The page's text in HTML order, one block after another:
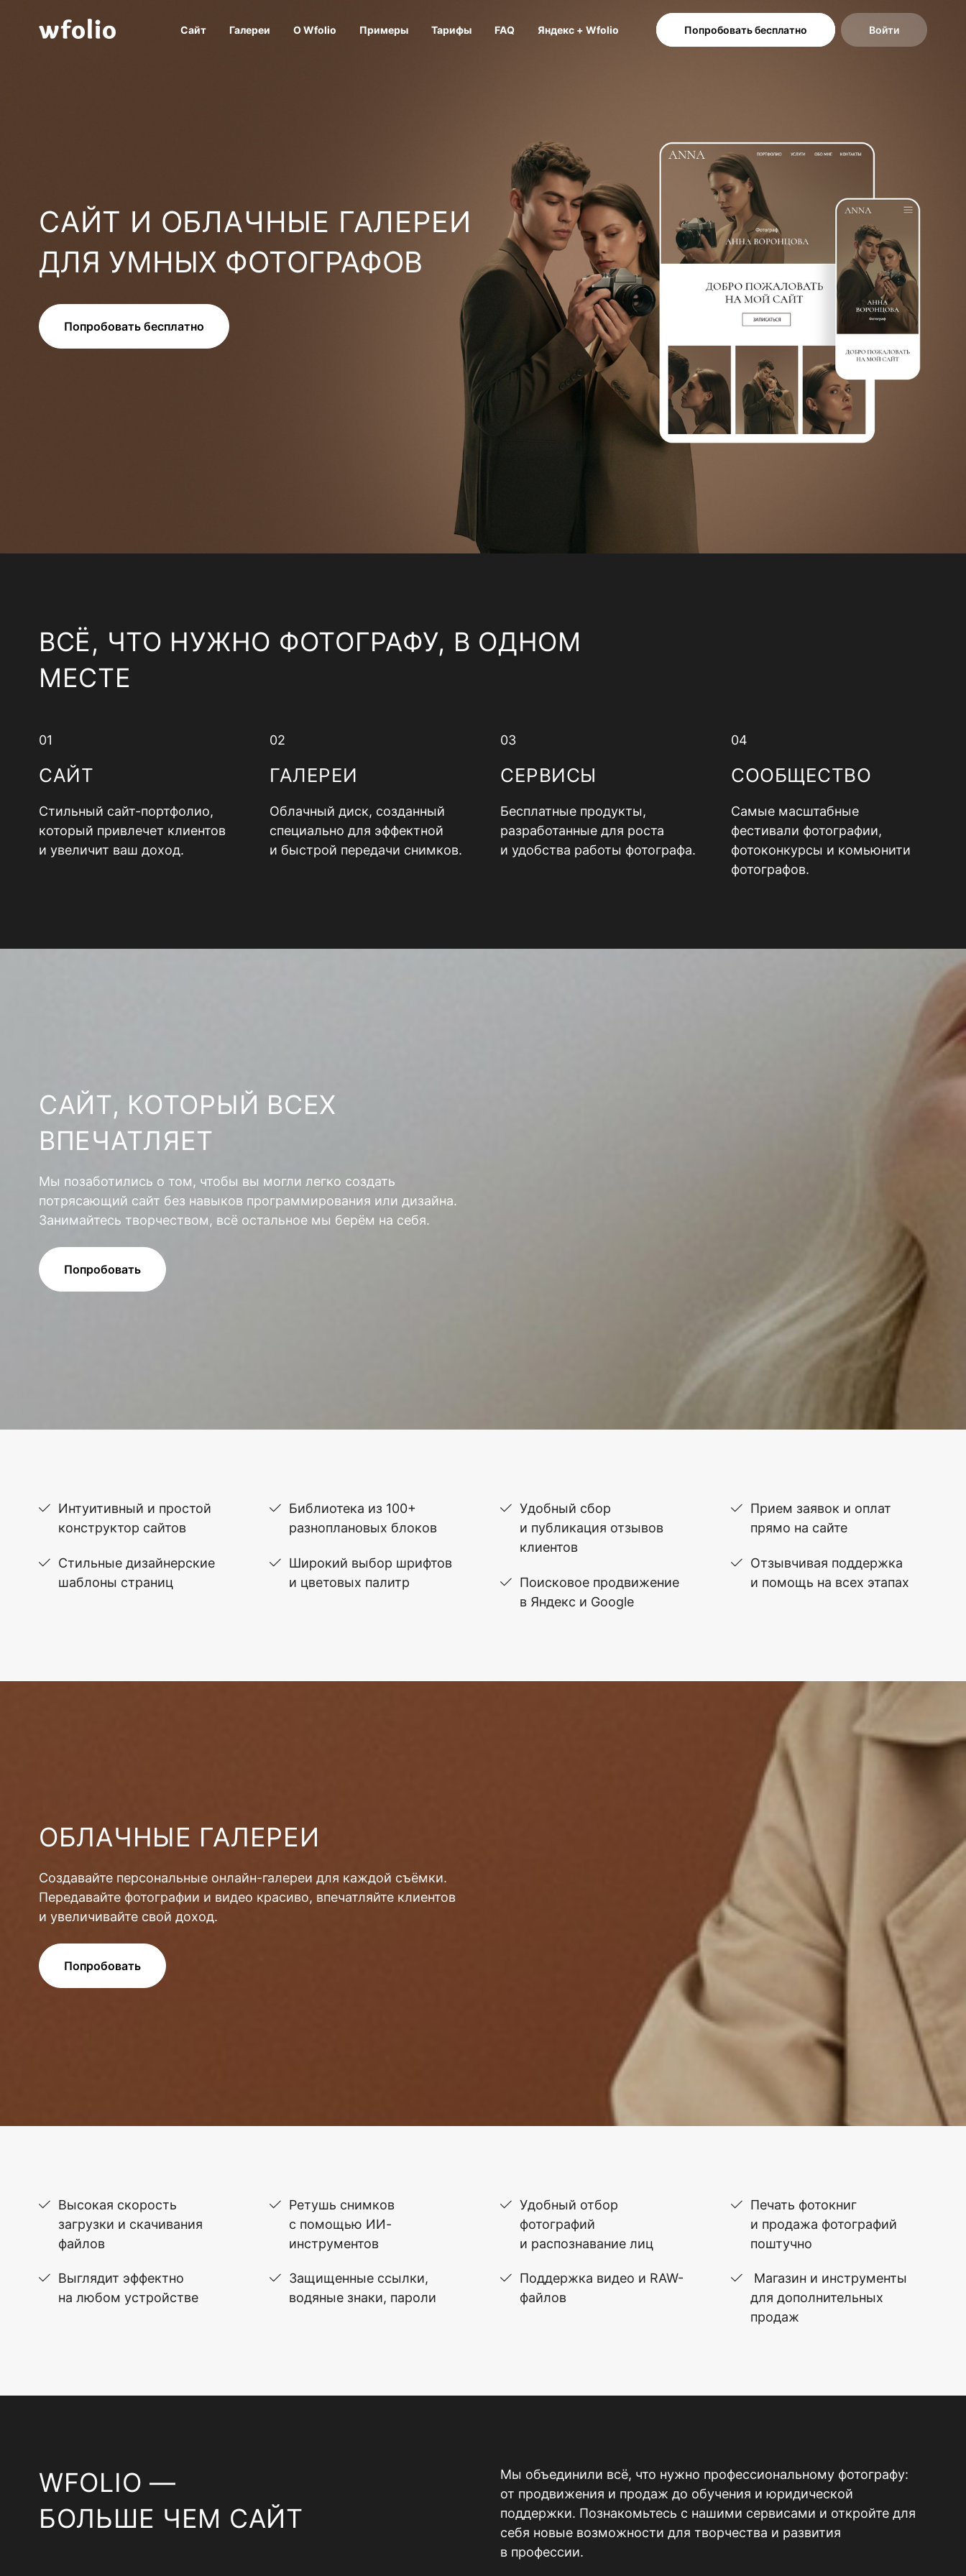
Сайт Галереи О Wfolio Примеры Тарифы FAQ Яндекс + Wfolio Попробовать бесплатно Войти
САЙТ И ОБЛАЧНЫЕ ГАЛЕРЕИ
ДЛЯ УМНЫХ ФОТОГРАФОВ
Попробовать бесплатно
ВСЁ, ЧТО НУЖНО ФОТОГРАФУ, В ОДНОМ
МЕСТЕ
01
САЙТ
Стильный сайт-портфолио,
который привлечет клиентов
и увеличит ваш доход.
02
ГАЛЕРЕИ
Облачный диск, созданный
специально для эффектной
и быстрой передачи снимков.
03
СЕРВИСЫ
Бесплатные продукты,
разработанные для роста
и удобства работы фотографа.
04
СООБЩЕСТВО
Самые масштабные
фестивали фотографии,
фотоконкурсы и комьюнити
фотографов.
САЙТ, КОТОРЫЙ ВСЕХ
ВПЕЧАТЛЯЕТ
Мы позаботились о том, чтобы вы могли легко создать
потрясающий сайт без навыков программирования или дизайна.
Занимайтесь творчеством, всё остальное мы берём на себя.
Попробовать
Интуитивный и простой
конструктор сайтов
Стильные дизайнерские
шаблоны страниц
Библиотека из 100+
разноплановых блоков
Широкий выбор шрифтов
и цветовых палитр
Удобный сбор
и публикация отзывов
клиентов
Поисковое продвижение
в Яндекс и Google
Прием заявок и оплат
прямо на сайте
Отзывчивая поддержка
и помощь на всех этапах
ОБЛАЧНЫЕ ГАЛЕРЕИ
Создавайте персональные онлайн-галереи для каждой съёмки.
Передавайте фотографии и видео красиво, впечатляйте клиентов
и увеличивайте свой доход.
Попробовать
Высокая скорость
загрузки и скачивания
файлов
Выглядит эффектно
на любом устройстве
Ретушь снимков
с помощью ИИ-
инструментов
Защищенные ссылки,
водяные знаки, пароли
Удобный отбор
фотографий
и распознавание лиц
Поддержка видео и RAW-
файлов
Печать фотокниг
и продажа фотографий
поштучно
Магазин и инструменты
для дополнительных
продаж
WFOLIO —
БОЛЬШЕ ЧЕМ САЙТ
Мы объединили всё, что нужно профессиональному фотографу:
от продвижения и продаж до обучения и юридической
поддержки. Познакомьтесь с нашими сервисами и откройте для
себя новые возможности для творчества и развития
в профессии.